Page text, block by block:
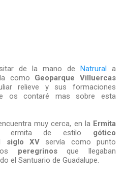
de la mano de Natrural
a
como Geoparque
Villuercas
relieve y sus formaciones
os contaré mas sobre esta
muy cerca, en la Ermita
ermita de estilo gótico
siglo XVservía como punto
peregrinosque llegaban
el Santuario de Guadalupe.